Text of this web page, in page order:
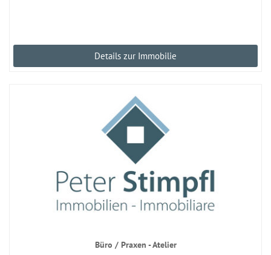
Details zur Immobilie
Büro / Praxen - Atelier